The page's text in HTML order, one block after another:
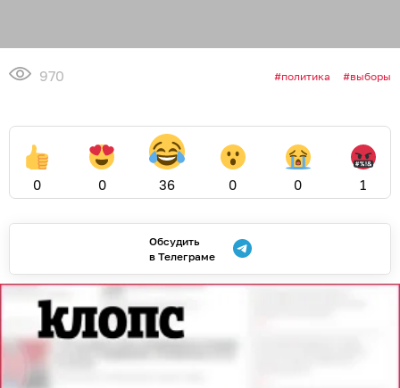
970 политика выборы
0 0 36 0 0 1
Обсудить
в Телеграме